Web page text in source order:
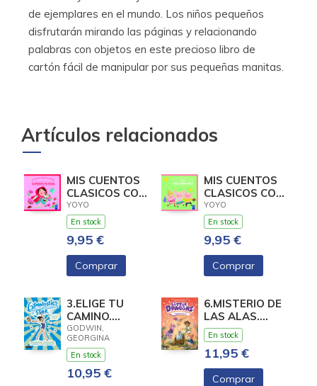
de ejemplares en el mundo. Los niños pequeños
disfrutarán mirando las páginas y relacionando
palabras con objetos en este precioso libro de
cartón fácil de manipular por sus pequeñas manitas.
Artículos relacionados
MIS CUENTOS
CLASICOS CON
TEXTURAS.
CAPERUCITA
ROJA
YOYO
En stock
9,95 €
Comprar
MIS CUENTOS
CLASICOS CON
TEXTURAS.
LOS TRES
CERDIT
YOYO
En stock
9,95 €
Comprar
3.ELIGE TU
CAMINO.
(GYMNASTICS
STAR)
GODWIN,
GEORGINA
En stock
10,95 €
6.MISTERIO DE
LAS ALAS.
(LITTLE
DRAGONS)
En stock
11,95 €
Comprar